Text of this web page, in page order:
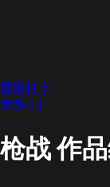
墨墨打字
墨墨OJ
枪战作